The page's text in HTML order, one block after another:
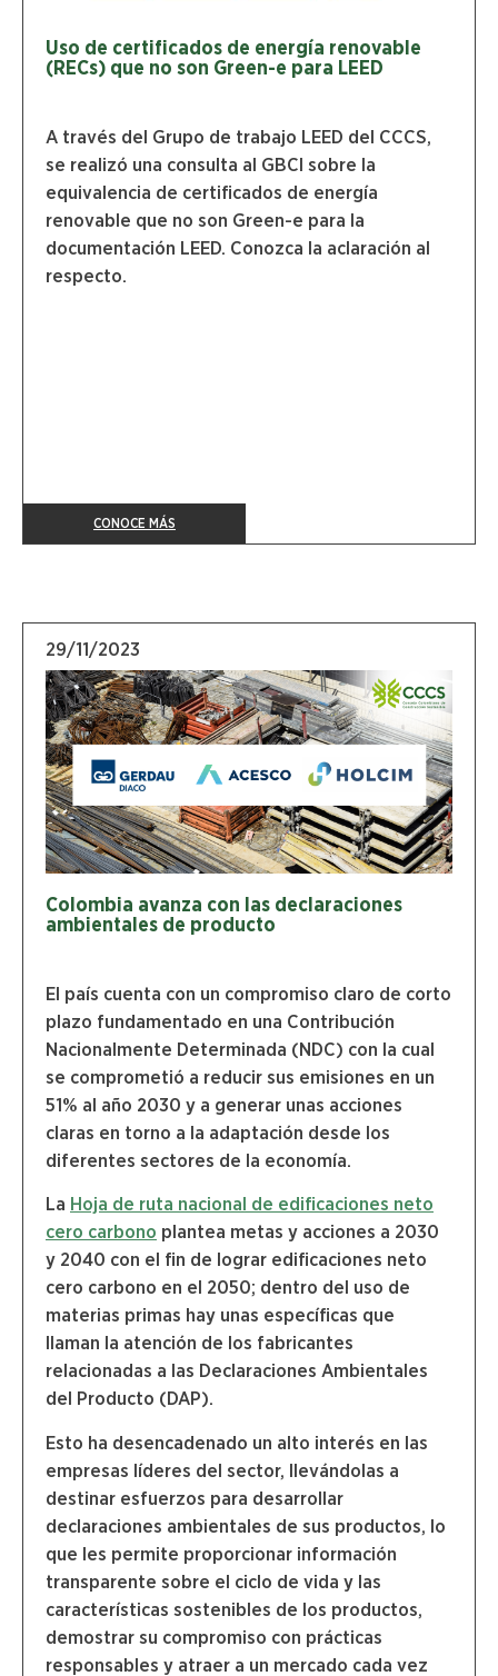
Uso de certificados de energía renovable
(RECs) que no son Green-e para LEED
A través del Grupo de trabajo LEED del CCCS,
se realizó una consulta al GBCI sobre la
equivalencia de certificados de energía
renovable que no son Green-e para la
documentación LEED. Conozca la aclaración al
respecto.
CONOCE MÁS
29/11/2023
Colombia avanza con las declaraciones
ambientales de producto
El país cuenta con un compromiso claro de corto
plazo fundamentado en una Contribución
Nacionalmente Determinada (NDC) con la cual
se comprometió a reducir sus emisiones en un
51% al año 2030 y a generar unas acciones
claras en torno a la adaptación desde los
diferentes sectores de la economía.
La Hoja de ruta nacional de edificaciones neto
cero carbono plantea metas y acciones a 2030
y 2040 con el fin de lograr edificaciones neto
cero carbono en el 2050; dentro del uso de
materias primas hay unas específicas que
llaman la atención de los fabricantes
relacionadas a las Declaraciones Ambientales
del Producto (DAP).
Esto ha desencadenado un alto interés en las
empresas líderes del sector, llevándolas a
destinar esfuerzos para desarrollar
declaraciones ambientales de sus productos, lo
que les permite proporcionar información
transparente sobre el ciclo de vida y las
características sostenibles de los productos,
demostrar su compromiso con prácticas
responsables y atraer a un mercado cada vez